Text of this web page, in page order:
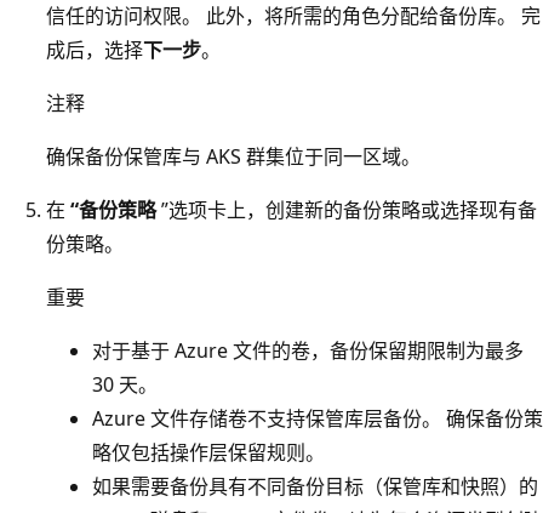
信任的访问权限。 此外，将所需的角色分配给备份库。 完
成后，选择下一步。
注释
确保备份保管库与 AKS 群集位于同一区域。
在 “备份策略”选项卡上，创建新的备份策略或选择现有备
份策略。
重要
对于基于 Azure 文件的卷，备份保留期限制为最多
30 天。
Azure 文件存储卷不支持保管库层备份。 确保备份策
略仅包括操作层保留规则。
如果需要备份具有不同备份目标（保管库和快照）的